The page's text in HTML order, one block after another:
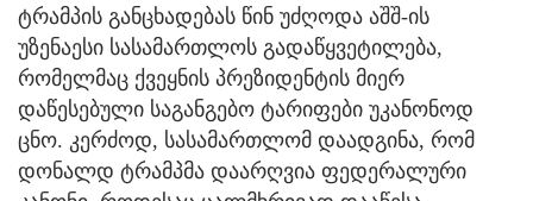
ტრამპის განცხადებას წინ უძღოდა აშშ-ის
უზენაესი სასამართლოს გადაწყვეტილება,
რომელმაც ქვეყნის პრეზიდენტის მიერ
დაწესებული საგანგებო ტარიფები უკანონოდ
ცნო. კერძოდ, სასამართლომ დაადგინა, რომ
დონალდ ტრამპმა დაარღვია ფედერალური